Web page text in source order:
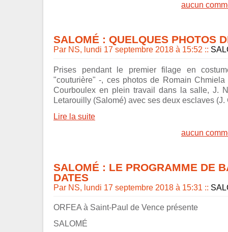
aucun
SALOMÉ : QUELQUES PHOTOS
Par NS, lundi 17 septembre 2018 à 15:52 ::
Prises pendant le premier filage en
"couturière" -, ces photos de Romain
Courboulex en plein travail dans la salle, J.
Letarouilly (Salomé) avec ses deux esclaves
Lire la suite
aucun
SALOMÉ : LE PROGRAMME DE
DATES
Par NS, lundi 17 septembre 2018 à 15:31 ::
ORFEA à Saint-Paul de Vence présente
SALOMÉ